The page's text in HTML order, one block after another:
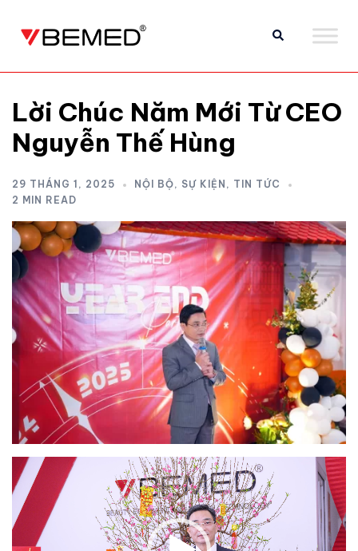
Lời Chúc Năm Mới Từ CEO
Nguyễn Thế Hùng
29 THÁNG 1, 2025 NỘI BỘ, SỰ KIỆN , TIN TỨC
2 MIN READ
Trình
chơi
Video